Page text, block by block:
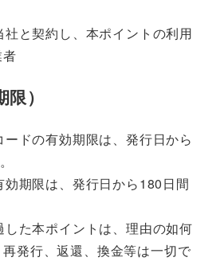
と契約し、本ポイントの利用
）
ドの有効期限は、発行日から
期限は、発行日から180日間
た本ポイントは、理由の如何
発行、返還、換金等は一切で